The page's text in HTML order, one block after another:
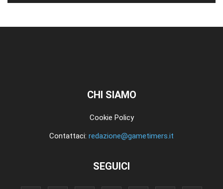
CHI SIAMO
Cookie Policy
Contattaci: redazione@gametimers.it
SEGUICI